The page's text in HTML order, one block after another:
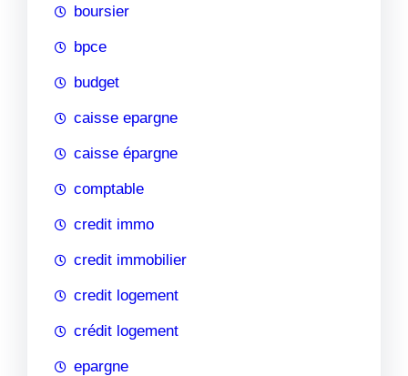
boursier
bpce
budget
caisse epargne
caisse épargne
comptable
credit immo
credit immobilier
credit logement
crédit logement
epargne